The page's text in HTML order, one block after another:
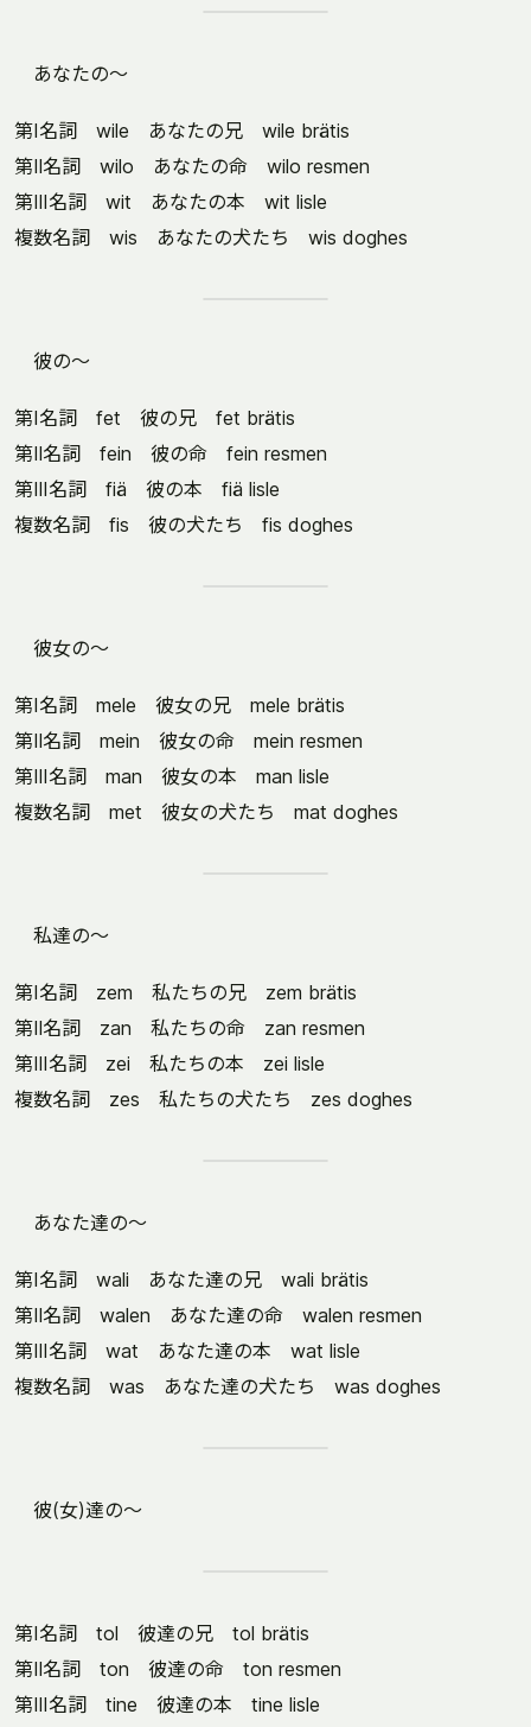
あなたの～
第Ⅰ名詞 wile あなたの兄 wile brätis
第Ⅱ名詞 wilo あなたの命 wilo resmen
第Ⅲ名詞 wit あなたの本 wit lisle
複数名詞 wis あなたの犬たち wis doghes
彼の～
第Ⅰ名詞 fet 彼の兄 fet brätis
第Ⅱ名詞 fein 彼の命 fein resmen
第Ⅲ名詞 fiä 彼の本 fiä lisle
複数名詞 fis 彼の犬たち fis doghes
彼女の～
第Ⅰ名詞 mele 彼女の兄 mele brätis
第Ⅱ名詞 mein 彼女の命 mein resmen
第Ⅲ名詞 man 彼女の本 man lisle
複数名詞 met 彼女の犬たち mat doghes
私達の～
第Ⅰ名詞 zem 私たちの兄 zem brätis
第Ⅱ名詞 zan 私たちの命 zan resmen
第Ⅲ名詞 zei 私たちの本 zei lisle
複数名詞 zes 私たちの犬たち zes doghes
あなた達の～
第Ⅰ名詞 wali あなた達の兄 wali brätis
第Ⅱ名詞 walen あなた達の命 walen resmen
第Ⅲ名詞 wat あなた達の本 wat lisle
複数名詞 was あなた達の犬たち was doghes
彼(女)達の～
第Ⅰ名詞 tol 彼達の兄 tol brätis
第Ⅱ名詞 ton 彼達の命 ton resmen
第Ⅲ名詞 tine 彼達の本 tine lisle